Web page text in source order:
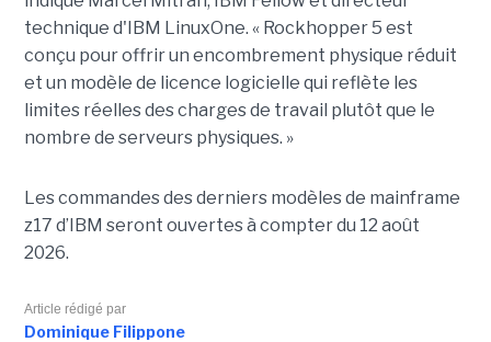
technique d'IBM LinuxOne. « Rockhopper 5 est
conçu pour offrir un encombrement physique réduit
et un modèle de licence logicielle qui reflète les
limites réelles des charges de travail plutôt que le
nombre de serveurs physiques. »
Les commandes des derniers modèles de mainframe
z17 d’IBM seront ouvertes à compter du 12 août
2026.
Article rédigé par
Dominique Filippone